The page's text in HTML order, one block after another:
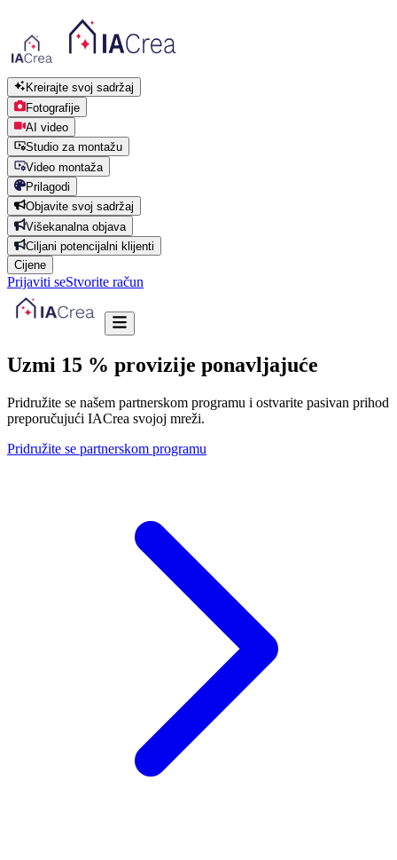
Kreirajte svoj sadržaj
Fotografije
AI video
Studio za montažu
Video montaža
Prilagodi
Objavite svoj sadržaj
Višekanalna objava
Ciljani potencijalni klijenti
Cijene
Prijaviti seStvorite račun
Uzmi 15 % provizije ponavljajuće
Pridružite se našem partnerskom programu i ostvarite pasivan prihod
preporučujući IACrea svojoj mreži.
Pridružite se partnerskom programu